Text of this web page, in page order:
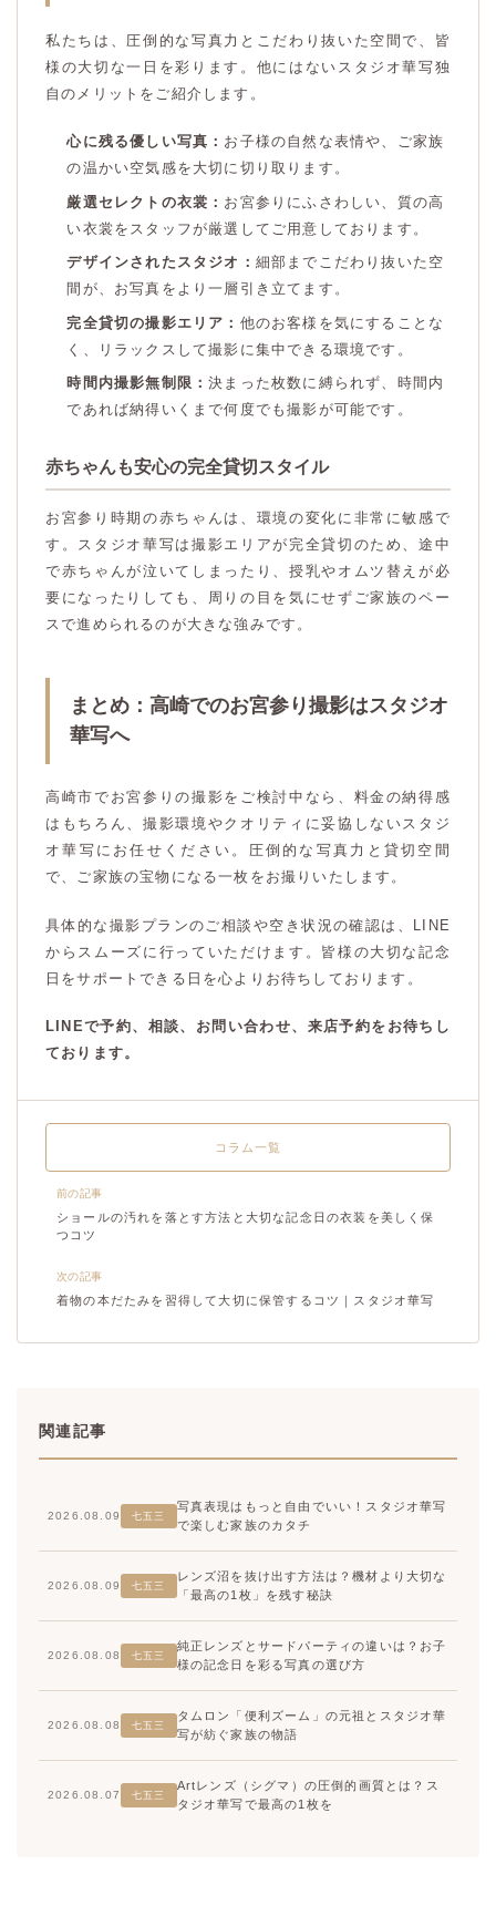
私たちは、圧倒的な写真力とこだわり抜いた空間で、皆
様の大切な一日を彩ります。他にはないスタジオ華写独
自のメリットをご紹介します。
心に残る優しい写真： お子様の自然な表情や、ご家族
の温かい空気感を大切に切り取ります。
厳選セレクトの衣裳： お宮参りにふさわしい、質の高
い衣裳をスタッフが厳選してご用意しております。
デザインされたスタジオ： 細部までこだわり抜いた空
間が、お写真をより一層引き立てます。
完全貸切の撮影エリア： 他のお客様を気にすることな
く、リラックスして撮影に集中できる環境です。
時間内撮影無制限：決まった枚数に縛られず、時間内
であれば納得いくまで何度でも撮影が可能です。
赤ちゃんも安心の完全貸切スタイル
お宮参り時期の赤ちゃんは、環境の変化に非常に敏感で
す。スタジオ華写は撮影エリアが完全貸切のため、途中
で赤ちゃんが泣いてしまったり、授乳やオムツ替えが必
要になったりしても、周りの目を気にせずご家族のペー
スで進められるのが大きな強みです。
まとめ：高崎でのお宮参り撮影はスタジオ
華写へ
高崎市でお宮参りの撮影をご検討中なら、料金の納得感
はもちろん、撮影環境やクオリティに妥協しないスタジ
オ華写にお任せください。圧倒的な写真力と貸切空間
で、ご家族の宝物になる一枚をお撮りいたします。
具体的な撮影プランのご相談や空き状況の確認は、LINE
からスムーズに行っていただけます。皆様の大切な記念
日をサポートできる日を心よりお待ちしております。
LINEで予約、相談、お問い合わせ、来店予約をお待ちし
ております。
前の記事
ショールの汚れを落とす方法と大切な記念日の衣装を美しく保
つコツ
コラム一覧
次の記事
着物の本だたみを習得して大切に保管するコツ｜スタジオ華写
関連記事
2026.08.09 七五三
写真表現はもっと自由でいい！スタジオ華写
で楽しむ家族のカタチ
2026.08.09 七五三
レンズ沼を抜け出す方法は？機材より大切な
「最高の1枚」を残す秘訣
2026.08.08 七五三
純正レンズとサードパーティの違いは？お子
様の記念日を彩る写真の選び方
2026.08.08 七五三
タムロン「便利ズーム」の元祖とスタジオ華
写が紡ぐ家族の物語
2026.08.07 七五三
Artレンズ（シグマ）の圧倒的画質とは？ス
タジオ華写で最高の1枚を